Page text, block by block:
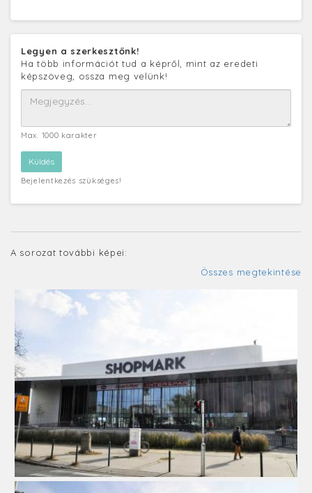
Legyen a szerkesztőnk!
Ha több információt tud a képről, mint az eredeti
képszöveg, ossza meg velünk!
Max. 1000 karakter
Bejelentkezés szükséges!
A sorozat további képei:
Összes megtekintése